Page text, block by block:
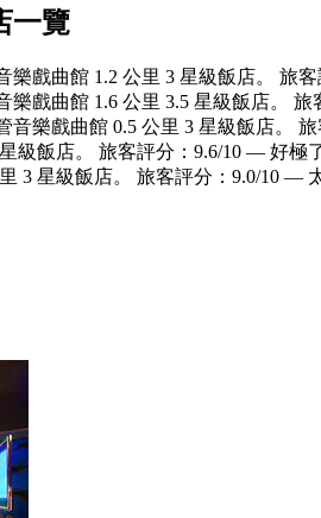
一覽
戲曲館 1.2 公里 3 星級飯店。 旅客
戲曲館 1.6 公里 3.5 星級飯店。 旅
樂戲曲館 0.5 公里 3 星級飯店。 旅
級飯店。 旅客評分：9.6/10 — 好極了
3 星級飯店。 旅客評分：9.0/10 —